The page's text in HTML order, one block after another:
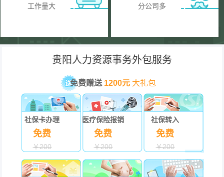
工作量大 分公司多
贵阳人力资源事务外包服务
免费赠送 1200元 大礼包
社保卡办理
免费
￥200
医疗保险报销
免费
￥200
社保转入
免费
￥200